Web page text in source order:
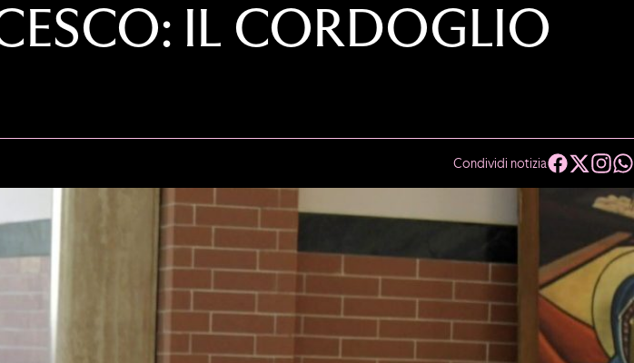
IL CORDOGLIO
Condividi notizia